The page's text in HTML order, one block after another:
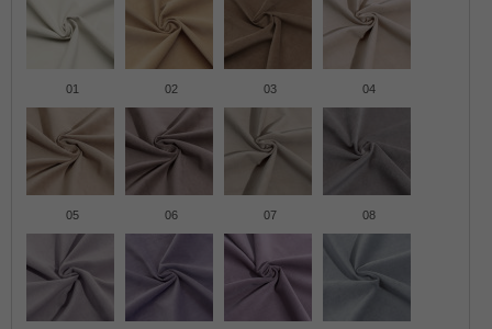
01 02 03 04
05 06 07 08